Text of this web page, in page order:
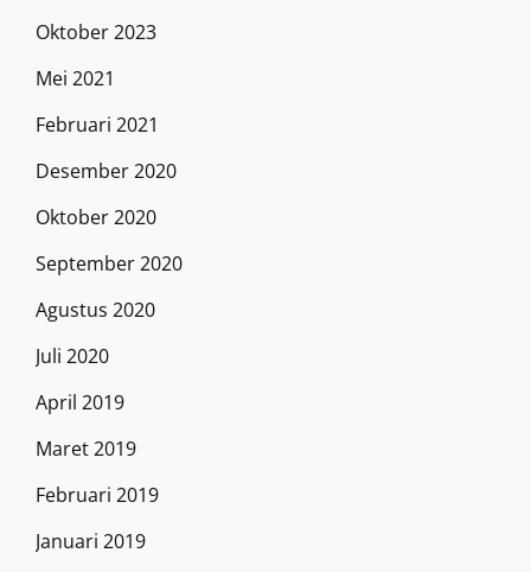
Oktober 2023
Mei 2021
Februari 2021
Desember 2020
Oktober 2020
September 2020
Agustus 2020
Juli 2020
April 2019
Maret 2019
Februari 2019
Januari 2019